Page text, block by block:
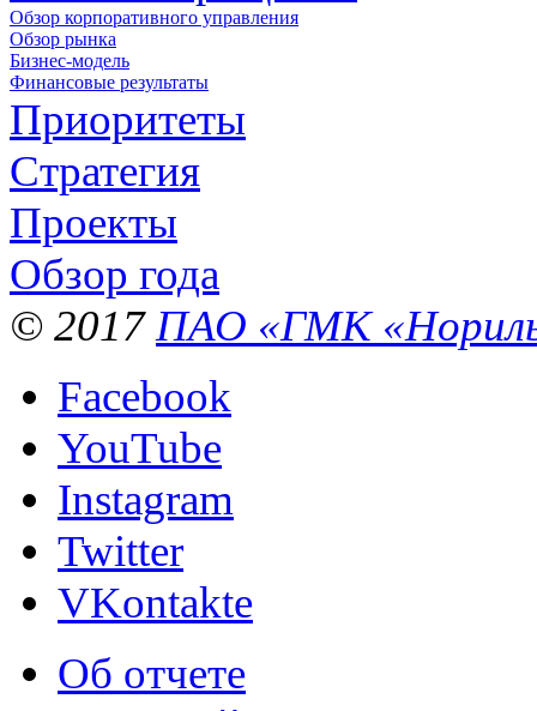
Обзор корпоративного управления
Обзор рынка
Бизнес-модель
Финансовые результаты
Приоритеты
Стратегия
Проекты
Обзор года
© 2017 ПАО «ГМК
Facebook
YouTube
Instagram
Twitter
VKontakte
Об отчете